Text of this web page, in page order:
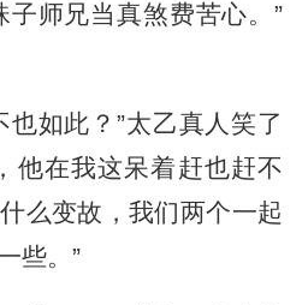
子师兄当真煞费苦心。”
也如此？”太乙真人笑了
他在我这呆着赶也赶不
么变故，我们两个一起
些。”